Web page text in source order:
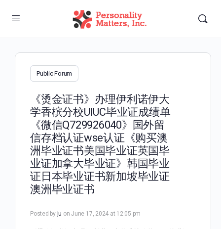
Public Forum
《烫金证书》办理伊利诺伊大
学香槟分校UIUC毕业证成绩单
《微信Q729926040》国外留
信存档认证wse认证《购买澳
洲毕业证书美国毕业证英国毕
业证加拿大毕业证》韩国毕业
证日本毕业证书新加坡毕业证
澳洲毕业证书
Posted by ju on June 17, 2024 at 12:05 pm